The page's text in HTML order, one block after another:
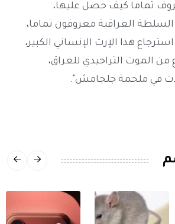
تماما كيف حصل عليها،
العراقية معروفون تماما،
هذا الإرث الإنساني الكبير،
من الموت التراجيدي للعراق،
في ملحمة جلجامش".